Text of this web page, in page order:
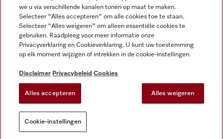
Disclaimer
Algemene voorwaarden en informatie
Privacybeleid
Gebruiksvoorwaarden
Toegankelijkheidsverklaring
Digital Services Act
Cookie-instellingen
we u via verschillende kanalen tonen op maat te maken.
Selecteer "Alles accepteren" om alle cookies toe te staan.
Selecteer "Alles weigeren" om alleen essentiële cookies te
gebruiken. Raadpleeg voor meer informatie onze
Privacyverklaring en Cookieverklaring. U kunt uw toestemming
op elk moment wijzigen of intrekken in de cookie-instellingen.
Disclaimer Privacybeleid Cookies
Alles accepteren Alles weigeren
Cookie-instellingen